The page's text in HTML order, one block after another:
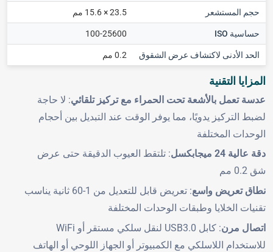
حجم المستشعر 23.5 × 15.6 مم
حساسية ISO 100-25600
الحد الأدنى لاكتشاف عرض الشقوق 0.2 مم
المزايا التقنية
عدسة تعمل بالأشعة تحت الحمراء مع تركيز تلقائي : لا حاجة
لضبط التركيز يدويًا، مما يوفر الوقت عند التبديل بين أحجام
الوحدات المختلفة
دقة عالية 24 ميجابكسل
: تلتقط العيوب الدقيقة حتى عرض
شق 0.2 مم
نطاق تعريض واسع
: تعريض قابل للتعديل من 1-60 ثانية يناسب
تقنيات الخلايا وطبقات الوحدات المختلفة
اتصال مرن
: كابل USB3.0 لنقل سلكي مستقر أو WiFi
للاستخدام اللاسلكي مع الكمبيوتر أو الجهاز اللوحي أو الهاتف